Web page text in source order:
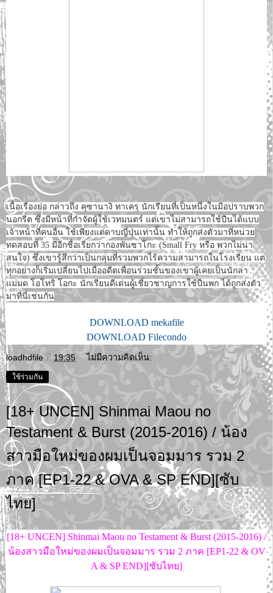
เนื้อเรื่องย่อ กล่าวถึง คุซานางิ ทาเครุ นักเรียนที่เป็นหนึ่งในมือปราบพวก
นอกรีต ซึ่งมีหน้าที่กำจัดผู้ใช้เวทมนตร์ แต่เขาไม่สามารถใช้ปืนได้แบบ
เจ้าหน้าที่คนอื่น ใช้เพียงแต่ดาบญี่ปุ่นเท่านั้น ทำให้ถูกส่งตัวมาที่หน่วย
ทดสอบที่ 35 มีอีกชื่อเรียกว่ากองพันซาโกะ (Small Fry หรือ พวกไม่น่า
สนใจ) ซึ่งเขารู้สึกว่าเป็นกลุ่มที่รวมพวกไร้ความสามารถในโรงเรียน แต่
ทุกอย่างก็เริ่มเปลี่ยนไปเมื่ออดีตเพื่อนร่วมชั้นของเขาผู้เคยเป็นนักล่า
แม่มด โอโทริ โอกะ นักเรียนดีเด่นผู้เชี่ยวชาญการใช้ปืนพก ได้ถูกส่งตัว
มาที่นี่เช่นกัน
DOWNLOAD mekafile
DOWNLOAD Filecondo
loadhdfile ที่ 19:35 ไม่มีความคิดเห็น:
ใช้ร่วมกัน
[18+ UNCEN] Shinmai Maou no
Testament & Burst (2015-2016) / น้อง
สาวมือใหม่ของผมเป็นจอมมาร รวม 2
ภาค [EP1-22 & OVA & SP END][ซับ
ไทย]
[18+ UNCEN] Shinmai Maou no Testament & Burst (2015-2016) /
น้องสาวมือใหม่ของผมเป็นจอมมาร รวม 2 ภาค [EP1-22 & OV
A & SP END][ซับไทย]